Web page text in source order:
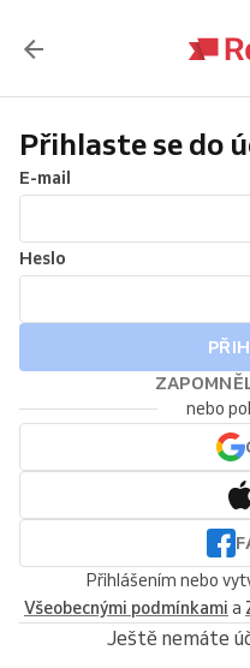
Přihlaste se do
E-mail
Heslo
nebo
Přihlášením nebo
Všeobecnými podmínkami a
Ještě nemáte